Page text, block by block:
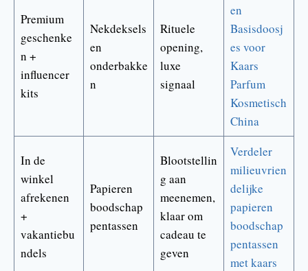
Premium
geschenke
n +
influencer
kits
Nekdeksels
en
onderbakke
n
Rituele
opening,
luxe
signaal
en
Basisdoosj
es voor
Kaars
Parfum
Kosmetisch
China
In de
winkel
afrekenen
+
vakantiebu
ndels
Papieren
boodschap
pentassen
Blootstellin
g aan
meenemen,
klaar om
cadeau te
geven
Verdeler
milieuvrien
delijke
papieren
boodschap
pentassen
met kaars